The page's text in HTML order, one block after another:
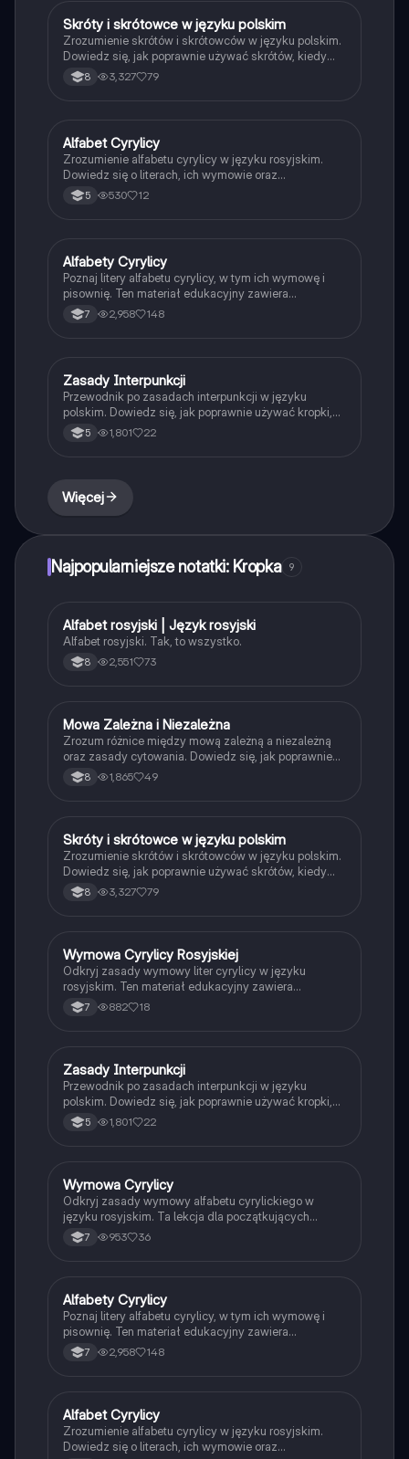
Język polski
Skróty i skrótowce w języku polskim
Zrozumienie skrótów i skrótowców w języku polskim.
Dowiedz się, jak poprawnie używać skrótów, kiedy
stawiać kropki oraz jakie są różnice między
skrótowcami literowymi, głoskowymi, mieszanymi i
8 3,327 79
Język rosyjski
Alfabet Cyrylicy
Zrozumienie alfabetu cyrylicy w języku rosyjskim.
Dowiedz się o literach, ich wymowie oraz
zastosowaniu w codziennej komunikacji. Idealne dla
uczniów i osób uczących się rosyjskiego. Typ:
5 530 12
Język rosyjski
Alfabety Cyrylicy
Poznaj litery alfabetu cyrylicy, w tym ich wymowę i
pisownię. Ten materiał edukacyjny zawiera
szczegółowy przegląd wszystkich liter cyrylicy, co
ułatwia naukę i zrozumienie tego systemu pisma.
7 2,958 148
Język polski
Zasady Interpunkcji
Przewodnik po zasadach interpunkcji w języku
polskim. Dowiedz się, jak poprawnie używać kropki,
wykrzyknika, pytajnika, dwukropka, przecinka oraz
nawiasów. Idealny materiał do nauki dla uczniów i
5 1,801 22
Więcej
Najpopularniejsze notatki: Kropka 9
Język rosyjski
Alfabet rosyjski | Język rosyjski
Alfabet rosyjski. Tak, to wszystko.
8 2,551 73
Język polski
Mowa Zależna i Niezależna
Zrozum różnice między mową zależną a niezależną
oraz zasady cytowania. Dowiedz się, jak poprawnie
przytaczać wypowiedzi i stosować cudzysłowy.
Idealne dla uczniów i studentów języka polskiego.
8 1,865 49
Język polski
Skróty i skrótowce w języku polskim
Zrozumienie skrótów i skrótowców w języku polskim.
Dowiedz się, jak poprawnie używać skrótów, kiedy
stawiać kropki oraz jakie są różnice między
skrótowcami literowymi, głoskowymi, mieszanymi i
Podsumowanie.
8 3,327 79
Język rosyjski
Wymowa Cyrylicy Rosyjskiej
Odkryj zasady wymowy liter cyrylicy w języku
rosyjskim. Ten materiał edukacyjny zawiera
szczegółowe informacje na temat dźwięków, ich
transkrypcji oraz praktyczne przykłady. Idealny dla
7 882 18
Język polski
Zasady Interpunkcji
Przewodnik po zasadach interpunkcji w języku
polskim. Dowiedz się, jak poprawnie używać kropki,
wykrzyknika, pytajnika, dwukropka, przecinka oraz
nawiasów. Idealny materiał do nauki dla uczniów i
5 1,801 22
Język rosyjski
Wymowa Cyrylicy
Odkryj zasady wymowy alfabetu cyrylickiego w
języku rosyjskim. Ta lekcja dla początkujących
obejmuje kluczowe dźwięki, znaki twarde oraz ich
wpływ na sąsiadujące litery. Idealna dla uczniów
7 953 36
Język rosyjski
Alfabety Cyrylicy
Poznaj litery alfabetu cyrylicy, w tym ich wymowę i
pisownię. Ten materiał edukacyjny zawiera
szczegółowy przegląd wszystkich liter cyrylicy, co
ułatwia naukę i zrozumienie tego systemu pisma.
7 2,958 148
Język rosyjski
Alfabet Cyrylicy
Zrozumienie alfabetu cyrylicy w języku rosyjskim.
Dowiedz się o literach, ich wymowie oraz